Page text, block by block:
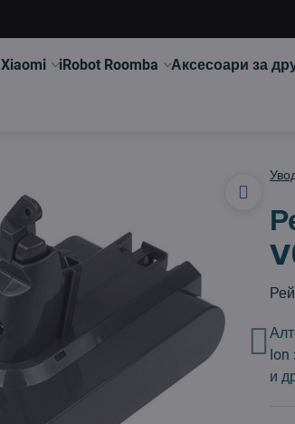
Xiaomi iRobot Roomba Аксесоари за
Ion
и